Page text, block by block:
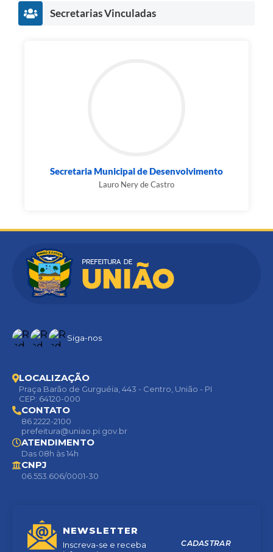
Secretarias Vinculadas
Secretaria Municipal de Desenvolvimento
Lauro Nery de Castro
Siga-nos
NEWSLETTER
Inscreva-se e receba
CADASTRAR
LOCALIZAÇÃO
Praça Barão de Gurguéia, 443 - Centro, União - PI
CEP: 64120-000
CONTATO
86 2222-2100
prefeitura@uniao.pi.gov.br
ATENDIMENTO
Das 08h às 14h
CNPJ
06.553.606/0001-30